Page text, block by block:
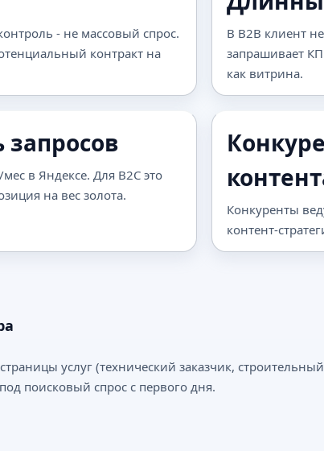
- не массовый спрос.
контракт на
В B2B клиент
запрашивает
как витрина.
запросов
в Яндексе. Для B2C это
на вес золота.
Конкуренты
контент-
услуг (технический заказчик,
поисковый спрос с первого дня.